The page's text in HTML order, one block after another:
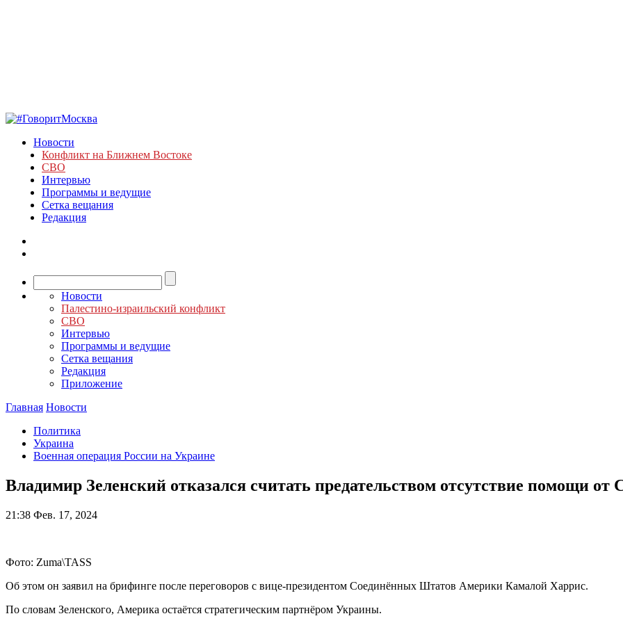
Новости
Конфликт на Ближнем Востоке
СВО
Интервью
Программы и ведущие
Сетка вещания
Редакция
Новости
Палестино-израильский конфликт
СВО
Интервью
Программы и ведущие
Сетка вещания
Редакция
Приложение
Главная Новости
Политика
Украина
Военная операция России на Украине
Владимир Зеленский отказался считать предательством отсутствие помощи
21:38 Фев. 17, 2024
Фото: Zuma\TASS
Об этом он заявил на брифинге после переговоров с вице-президентом Соединённых Штатов Америки Камалой Харрис.
По словам Зеленского, Америка остаётся стратегическим партнёром Украины.